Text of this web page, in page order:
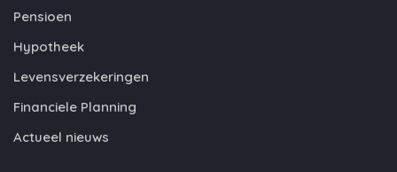
Pensioen
Hypotheek
Levensverzekeringen
Financiele Planning
Actueel nieuws